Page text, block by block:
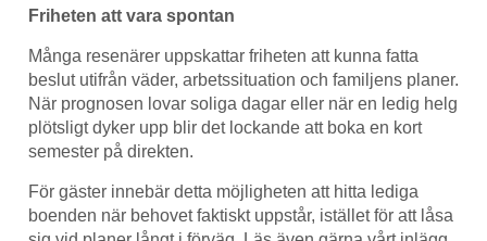
Friheten att vara spontan
Många resenärer uppskattar friheten att kunna fatta
beslut utifrån väder, arbetssituation och familjens planer.
När prognosen lovar soliga dagar eller när en ledig helg
plötsligt dyker upp blir det lockande att boka en kort
semester på direkten.
För gäster innebär detta möjligheten att hitta lediga
boenden när behovet faktiskt uppstår, istället för att låsa